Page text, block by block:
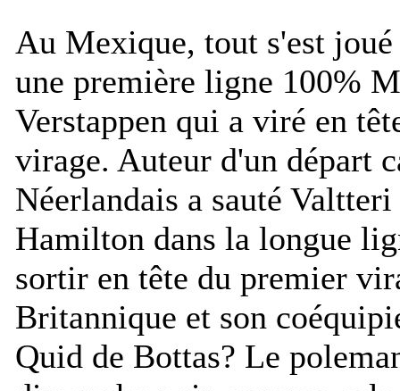
Au Mexique, tout s'est
une première ligne 100%
Verstappen qui a viré en
virage. Auteur d'un départ
Néerlandais a sauté
Hamilton dans la longue
sortir en tête du premier
Britannique et son
Quid de Bottas? Le